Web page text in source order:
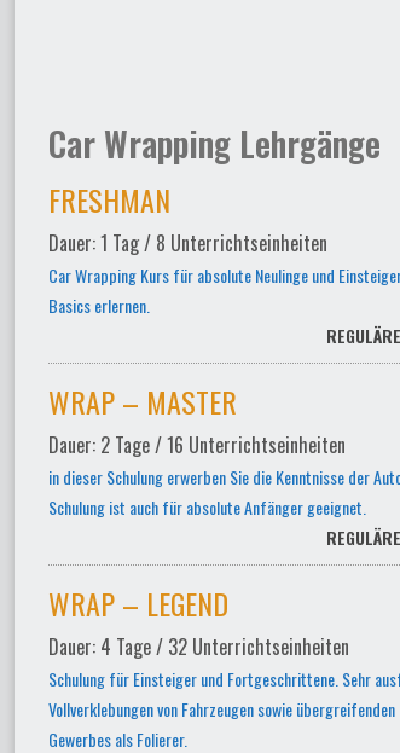
Car Wrapping Lehrgänge
FRESHMAN
Dauer: 1 Tag / 8 Unterrichtseinheiten
Car Wrapping Kurs für absolute Neulinge und
Basics erlernen.
WRAP – MASTER
Dauer: 2 Tage / 16 Unterrichtseinheiten
in dieser Schulung erwerben Sie die Kenntnisse der
Schulung ist auch für absolute Anfänger geeignet.
WRAP – LEGEND
Dauer: 4 Tage / 32 Unterrichtseinheiten
Schulung für Einsteiger und Fortgeschrittene. Sehr
Vollverklebungen von Fahrzeugen sowie
Gewerbes als Folierer.